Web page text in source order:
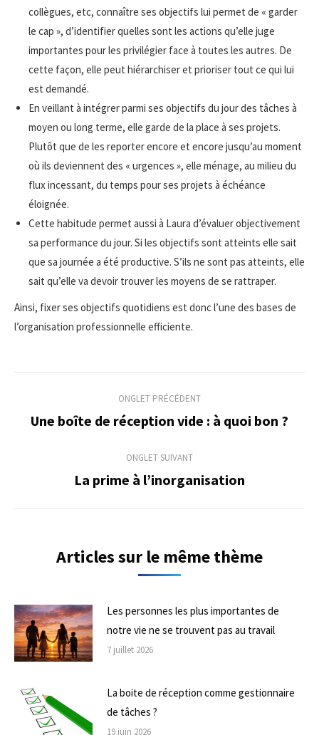
collègues, etc, connaître ses objectifs lui permet de « garder
le cap », d’identifier quelles sont les actions qu’elle juge
importantes pour les privilégier face à toutes les autres. De
cette façon, elle peut hiérarchiser et prioriser tout ce qui lui
est demandé.
En veillant à intégrer parmi ses objectifs du jour des tâches à
moyen ou long terme, elle garde de la place à ses projets.
Plutôt que de les reporter encore et encore jusqu’au moment
où ils deviennent des « urgences », elle ménage, au milieu du
flux incessant, du temps pour ses projets à échéance
éloignée.
Cette habitude permet aussi à Laura d’évaluer objectivement
sa performance du jour. Si les objectifs sont atteints elle sait
que sa journée a été productive. S’ils ne sont pas atteints, elle
sait qu’elle va devoir trouver les moyens de se rattraper.
Ainsi, fixer ses objectifs quotidiens est donc l’une des bases de
l’organisation professionnelle efficiente.
de
commentaire
ONGLET PRÉCÉDENT
Onglet
Une boîte de réception vide : à quoi bon ?
ONGLET SUIVANT
Onglet
La prime à l’inorganisation
Articles sur le même thème
Les personnes les plus importantes de
notre vie ne se trouvent pas au travail
7 juillet 2026
La boite de réception comme gestionnaire
de tâches ?
19 juin 2026